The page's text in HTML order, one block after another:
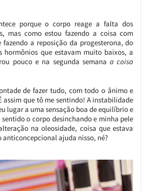
porque o corpo reage a falta dos
mas como estou fazendo a coisa com
fazendo a reposição da progesterona, do
hormônios que estavam muito baixos, a
pouco e na segunda semanaa coisa
de fazer tudo, com todo o ânimo e
assim que tô me sentindo! A instabilidade
lugar a uma sensação boa de equilíbrio e
o corpo desinchando e minha pele
na oleosidade, coisa que estava
anticoncepcional ajuda nisso, né?